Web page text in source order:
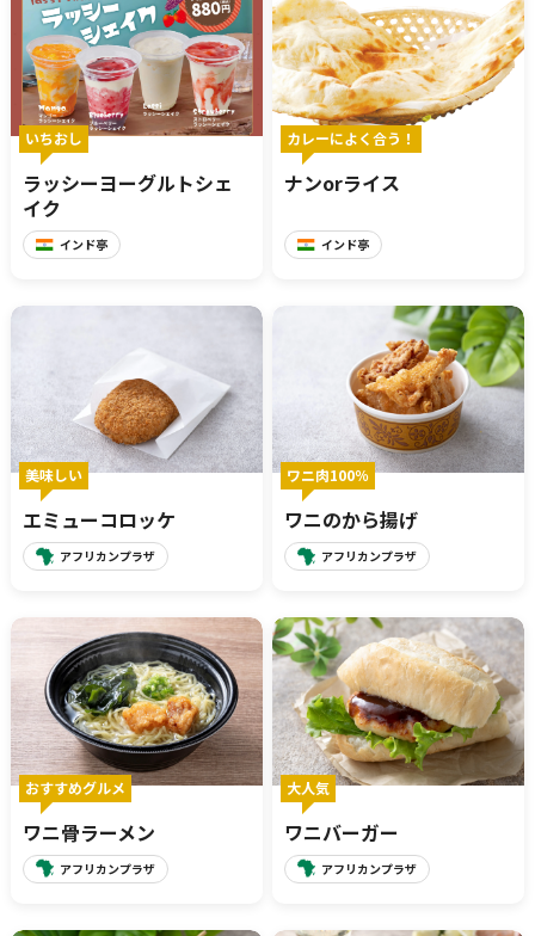
いちおし
ラッシーヨーグルトシェ
イク
インド亭
カレーによく合う！
ナンorライス
インド亭
美味しい
エミューコロッケ
アフリカンプラザ
ワニ肉100％
ワニのから揚げ
アフリカンプラザ
おすすめグルメ
ワニ骨ラーメン
アフリカンプラザ
大人気
ワニバーガー
アフリカンプラザ